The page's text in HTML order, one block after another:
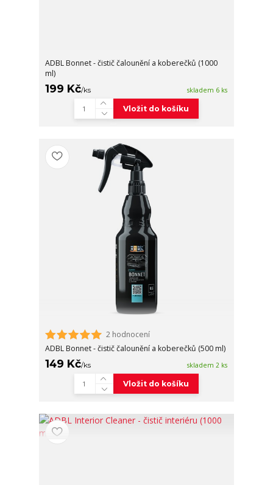
ADBL Bonnet - čistič čalounění a koberečků (1000
ml)
199 Kč/ks skladem 6 ks
Vložit do košíku
2 hodnocení
ADBL Bonnet - čistič čalounění a koberečků (500 ml)
149 Kč/ks skladem 2 ks
Vložit do košíku